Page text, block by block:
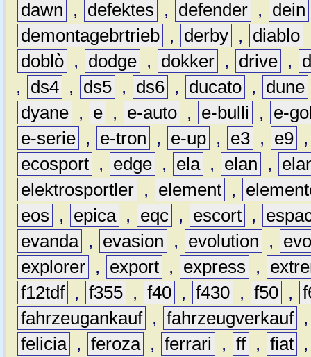
dawn
, defektes , defender , dein
demontagebrtrieb , derby , diablo
doblò , dodge , dokker , drive ,
,
ds4 , ds5 , ds6 , ducato , dune
dyane , e , e-auto , e-bulli ,
e-
e-serie , e-tron , e-up , e3 , e9
ecosport , edge , ela , elan ,
elektrosportler , element ,
eos
, epica , eqc , escort ,
evanda , evasion , evolution ,
explorer , export , express ,
f12tdf , f355 , f40 , f430 , f50 ,
fahrzeugankauf , fahrzeugverkauf
felicia , feroza , ferrari , ff , fiat